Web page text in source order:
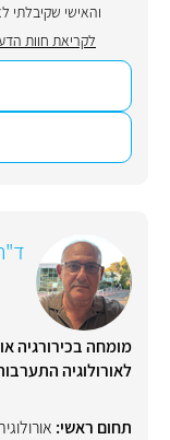
והאישי שקיבלתי
לקריאת חוות
מומחה בכירורגיה
לאורולוגיה
תחום ראשי: